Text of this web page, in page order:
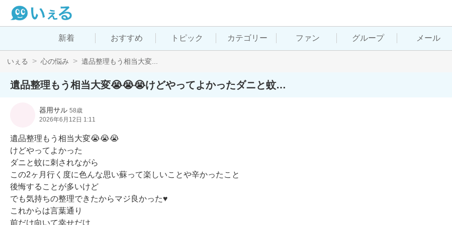
新着 おすすめ トピック カテゴリー ファン グループ メール
いぇる 心の悩み 遺品整理もう相当大変...
遺品整理もう相当大変😭😭😭けどやってよかったダニと蚊…
器用サル 58歳
2026年6月12日 1:11
遺品整理もう相当大変😭😭😭
けどやってよかった
ダニと蚊に刺されながら
この2ヶ月行く度に色んな思い蘇って楽しいことや辛かったこと
後悔することが多いけど
でも気持ちの整理できたからマジ良かった♥️
これからは言葉通り
前だけ向いて幸せだけ